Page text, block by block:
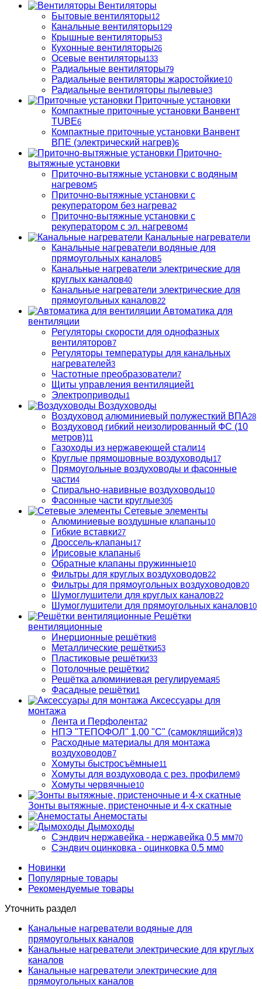
Вентиляторы
Бытовые вентиляторы12
Канальные вентиляторы129
Крышные вентиляторы53
Кухонные вентиляторы26
Осевые вентиляторы133
Радиальные вентиляторы79
Радиальные вентиляторы жаростойкие10
Радиальные вентиляторы пылевые3
Приточные установки
Компактные приточные установки Ванвент
TUBE6
Компактные приточные установки Ванвент
ВПЕ (электрический нагрев)6
Приточно-
вытяжные установки
Приточно-вытяжные установки с водяным
нагревом5
Приточно-вытяжные установки с
рекуператором без нагрева2
Приточно-вытяжные установки с
рекуператором с эл. нагревом4
Канальные нагреватели
Канальные нагреватели водяные для
прямоугольных каналов5
Канальные нагреватели электрические для
круглых каналов40
Канальные нагреватели электрические для
прямоугольных каналов22
Автоматика для
вентиляции
Регуляторы скорости для однофазных
вентиляторов7
Регуляторы температуры для канальных
нагревателей3
Частотные преобразователи7
Щиты управления вентиляцией1
Электроприводы1
Воздуховоды
Воздуховод алюминиевый полужесткий ВПА28
Воздуховод гибкий неизолированный ФС (10
метров)11
Газоходы из нержавеющей стали14
Круглые прямошовные воздуховоды17
Прямоугольные воздуховоды и фасонные
части4
Спирально-навивные воздуховоды10
Фасонные части круглые305
Сетевые элементы
Алюминиевые воздушные клапаны10
Гибкие вставки27
Дроссель-клапаны17
Ирисовые клапаны6
Обратные клапаны пружинные10
Фильтры для круглых воздуховодов22
Фильтры для прямоугольных воздуховодов20
Шумоглушители для круглых каналов22
Шумоглушители для прямоугольных каналов10
Решётки
вентиляционные
Инерционные решётки8
Металлические решётки53
Пластиковые решётки33
Потолочные решётки2
Решётка алюминиевая регулируемая5
Фасадные решётки1
Аксессуары для
монтажа
Лента и Перфолента2
НПЭ "ТЕПОФОЛ" 1,00 "С" (самоклящийся)3
Расходные материалы для монтажа
воздуховодов7
Хомуты быстросъёмные11
Хомуты для воздуховода с рез. профилем9
Хомуты червячные10
Зонты вытяжные, пристеночные и 4-х скатные
Анемостаты
Дымоходы
Сэндвич нержавейка - нержавейка 0.5 мм70
Сэндвич оцинковка - оцинковка 0.5 мм0
Новинки
Популярные товары
Рекомендуемые товары
Уточнить раздел
Канальные нагреватели водяные для
прямоугольных каналов
Канальные нагреватели электрические для круглых
каналов
Канальные нагреватели электрические для
прямоугольных каналов